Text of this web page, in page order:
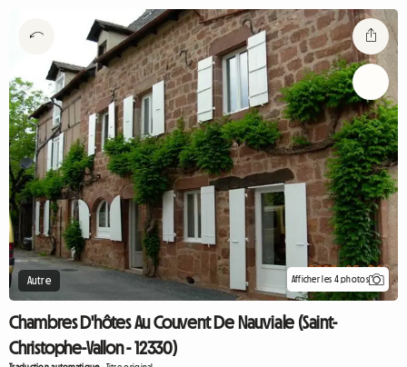
Autre Afficher les 4 photos
Chambres D'hôtes Au Couvent De Nauviale (Saint-
Christophe-Vallon - 12330)